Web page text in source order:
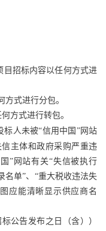
目招标内容以任何方式进
式进行分包。
方式进行转包。
人未被“信用中国”网站
主体和政府采购严重违
”网站有关“失信被执行
名单”、“重大税收违法失
应能清晰显示供应商名
公告发布之日（含））